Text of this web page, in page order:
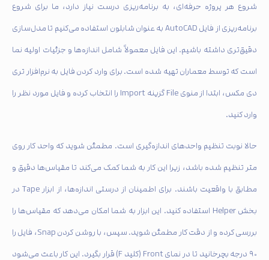
شروع هر پروژه حرفه‌ای، به برنامه‌ریزی درست نیاز دارد، ما برای شروع
برنامه‌ریزی از فایل AutoCAD به عنوان شابلون استفاده می‌کنیم تا مدل‌سازی
دقیق‌تری داشته باشیم. این فایل معمولاً شامل اندازه‌ها و جزئیات اولیه نما
است که توسط معماران تهیه شده است. برای وارد کردن فایل به نرم‌افزار تری
دی مکس، ابتدا از منوی File گزینه Import را انتخاب کرده و فایل مورد نظر را
وارد کنید.
حالا نوبت تنظیم واحدهای اندازه‌گیری است. مطمئن شوید که واحد کار روی
متر تنظیم شده باشد، زیرا این کار به شما کمک می‌کند تا مقیاس‌ها دقیق و
مطابق با واقعیت باشند. برای اطمینان از درستی اندازه‌ها، از ابزار Tape در
بخش Helper استفاده کنید. این ابزار به شما امکان می‌دهد که مقیاس‌ها را
بررسی کرده و از دقت کار مطمئن شوید. سپس، با روشن کردن Snap، فایل را
۹۰ درجه بچرخانید تا در نمای Front (کلید F) قرار بگیرد. این کار باعث می‌شود